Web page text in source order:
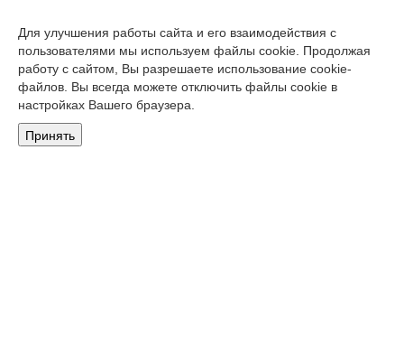
Для улучшения работы сайта и его взаимодействия с
пользователями мы используем файлы cookie. Продолжая
работу с сайтом, Вы разрешаете использование cookie-
файлов. Вы всегда можете отключить файлы cookie в
настройках Вашего браузера.
Принять